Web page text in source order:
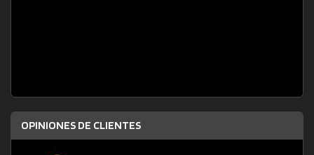
OPINIONES DE CLIENTES